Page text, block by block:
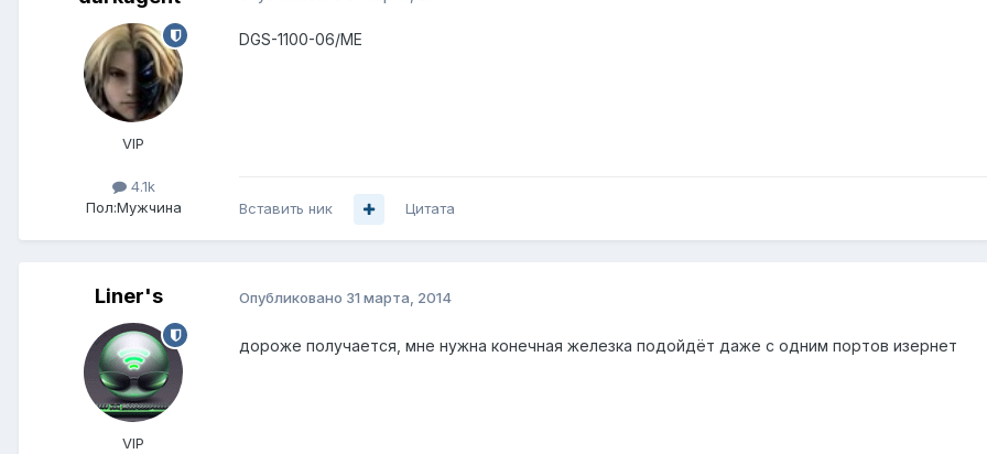
VIP
4.1k
Пол:Мужчина
DGS-1100-06/ME
Вставить ник Цитата
Liner's
VIP
Опубликовано 31 марта, 2014
дороже получается, мне нужна конечная железка подойдёт даже с одним портов изернет